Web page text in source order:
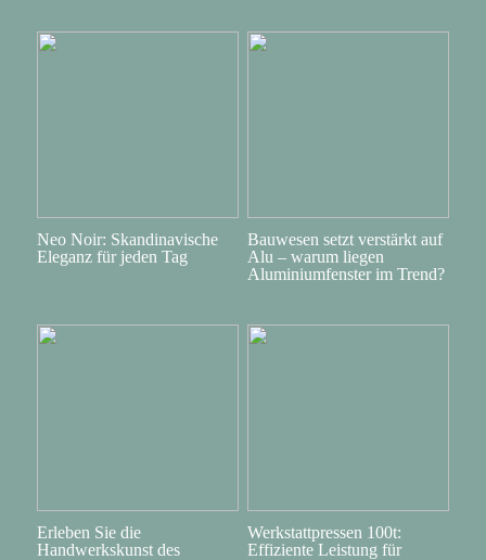
Neo Noir: Skandinavische
Eleganz für jeden Tag
Bauwesen setzt verstärkt auf
Alu – warum liegen
Aluminiumfenster im Trend?
Erleben Sie die
Handwerkskunst des
Werkstattpressen 100t:
Effiziente Leistung für